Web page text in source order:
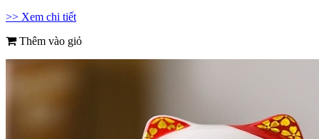
>> Xem chi tiết
Thêm vào giỏ